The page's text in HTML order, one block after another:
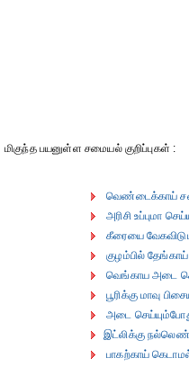
மிகுந்த பயனுள்ள சமையல் குறிப்புகள் :
வெண்டைக்காய்
அரிசி உப்புமா
கீரையை
குழம்பில்
வெங்காய அடை
பூரிக்கு மாவு
அடை
இட்லிக்கு
பாகற்காய்